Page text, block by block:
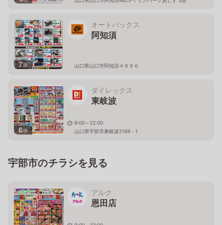
7枚
オートバックス
阿知須
山口県山口市阿知須４６９６
6枚
ダイレックス
東岐波
9:00～22:00
山口県宇部市東岐波2169－1
宇部市のチラシを見る
アルク
恩田店